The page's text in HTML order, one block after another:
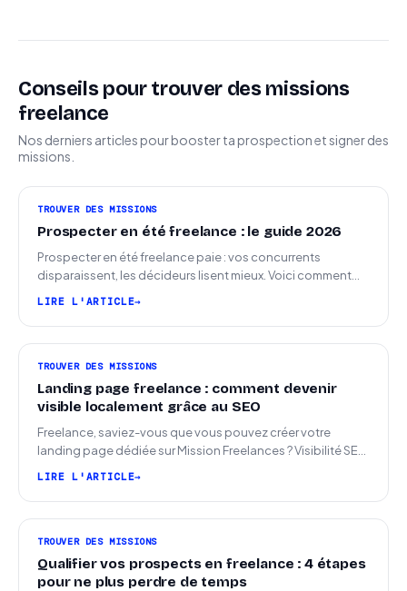
Conseils pour trouver des missions
freelance
Nos derniers articles pour booster ta prospection et signer des
missions.
TROUVER DES MISSIONS
Prospecter en été freelance : le guide 2026
Prospecter en été freelance paie : vos concurrents
disparaissent, les décideurs lisent mieux. Voici comment
LIRE L'ARTICLE
TROUVER DES MISSIONS
Landing page freelance : comment devenir
visible localement grâce au SEO
Freelance, saviez-vous que vous pouvez créer votre
landing page dédiée sur Mission Freelances ? Visibilité SEO
LIRE L'ARTICLE
TROUVER DES MISSIONS
Qualifier vos prospects en freelance : 4 étapes
pour ne plus perdre de temps